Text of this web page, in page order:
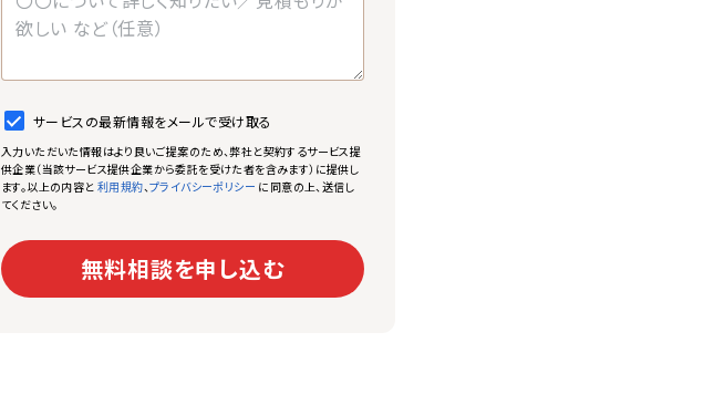
サービスの最新情報をメールで受け取る
入力いただいた情報はより良いご提案のため、弊社と契約するサービス提
供企業（当該サービス提供企業から委託を受けた者を含みます）に提供し
ます。以上の内容と利用規約、プライバシーポリシー に同意の上、送信し
てください。
無料相談を申し込む